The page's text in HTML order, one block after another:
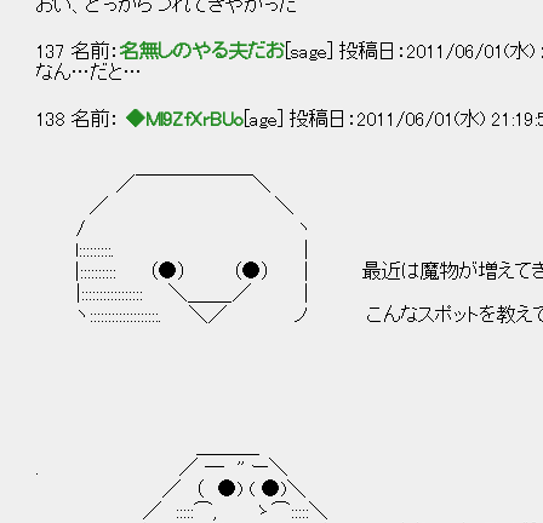
おい、どっからつれてきやがった
137 名前： 名無しのやる夫だお [sage] 投稿日：2011/06/01(水)
なん…だと…
138 名前： ◆Ml9ZfXrBUo [age] 投稿日：2011/06/01(水)
／￣￣￣￣￣￣＼
／ ＼
/ ヽ
l:::::::::. |
|:::::::::: （●） （●） | 最近は魔物が増えてきたせ
|::::::::::::::::: ＼＿＿_／ |
ヽ:::::::::::::::::::. ＼／ ノ こんなスポットを教えてくれ
. ／ ― '' ー＼
／ （ ●) ( ●)＼
／ :::::⌒, ゝ⌒:::::＼